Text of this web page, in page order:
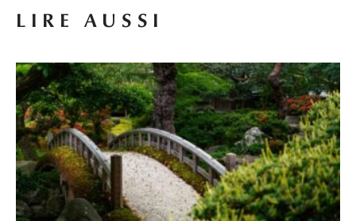
LIRE AUSSI